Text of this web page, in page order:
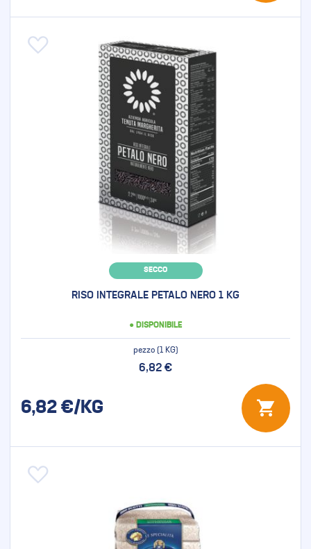
SECCO
RISO INTEGRALE PETALO NERO 1 KG
● DISPONIBILE
pezzo (1 KG)
6,82 €
6,82 €/KG
Aggiungi alla lista desideri